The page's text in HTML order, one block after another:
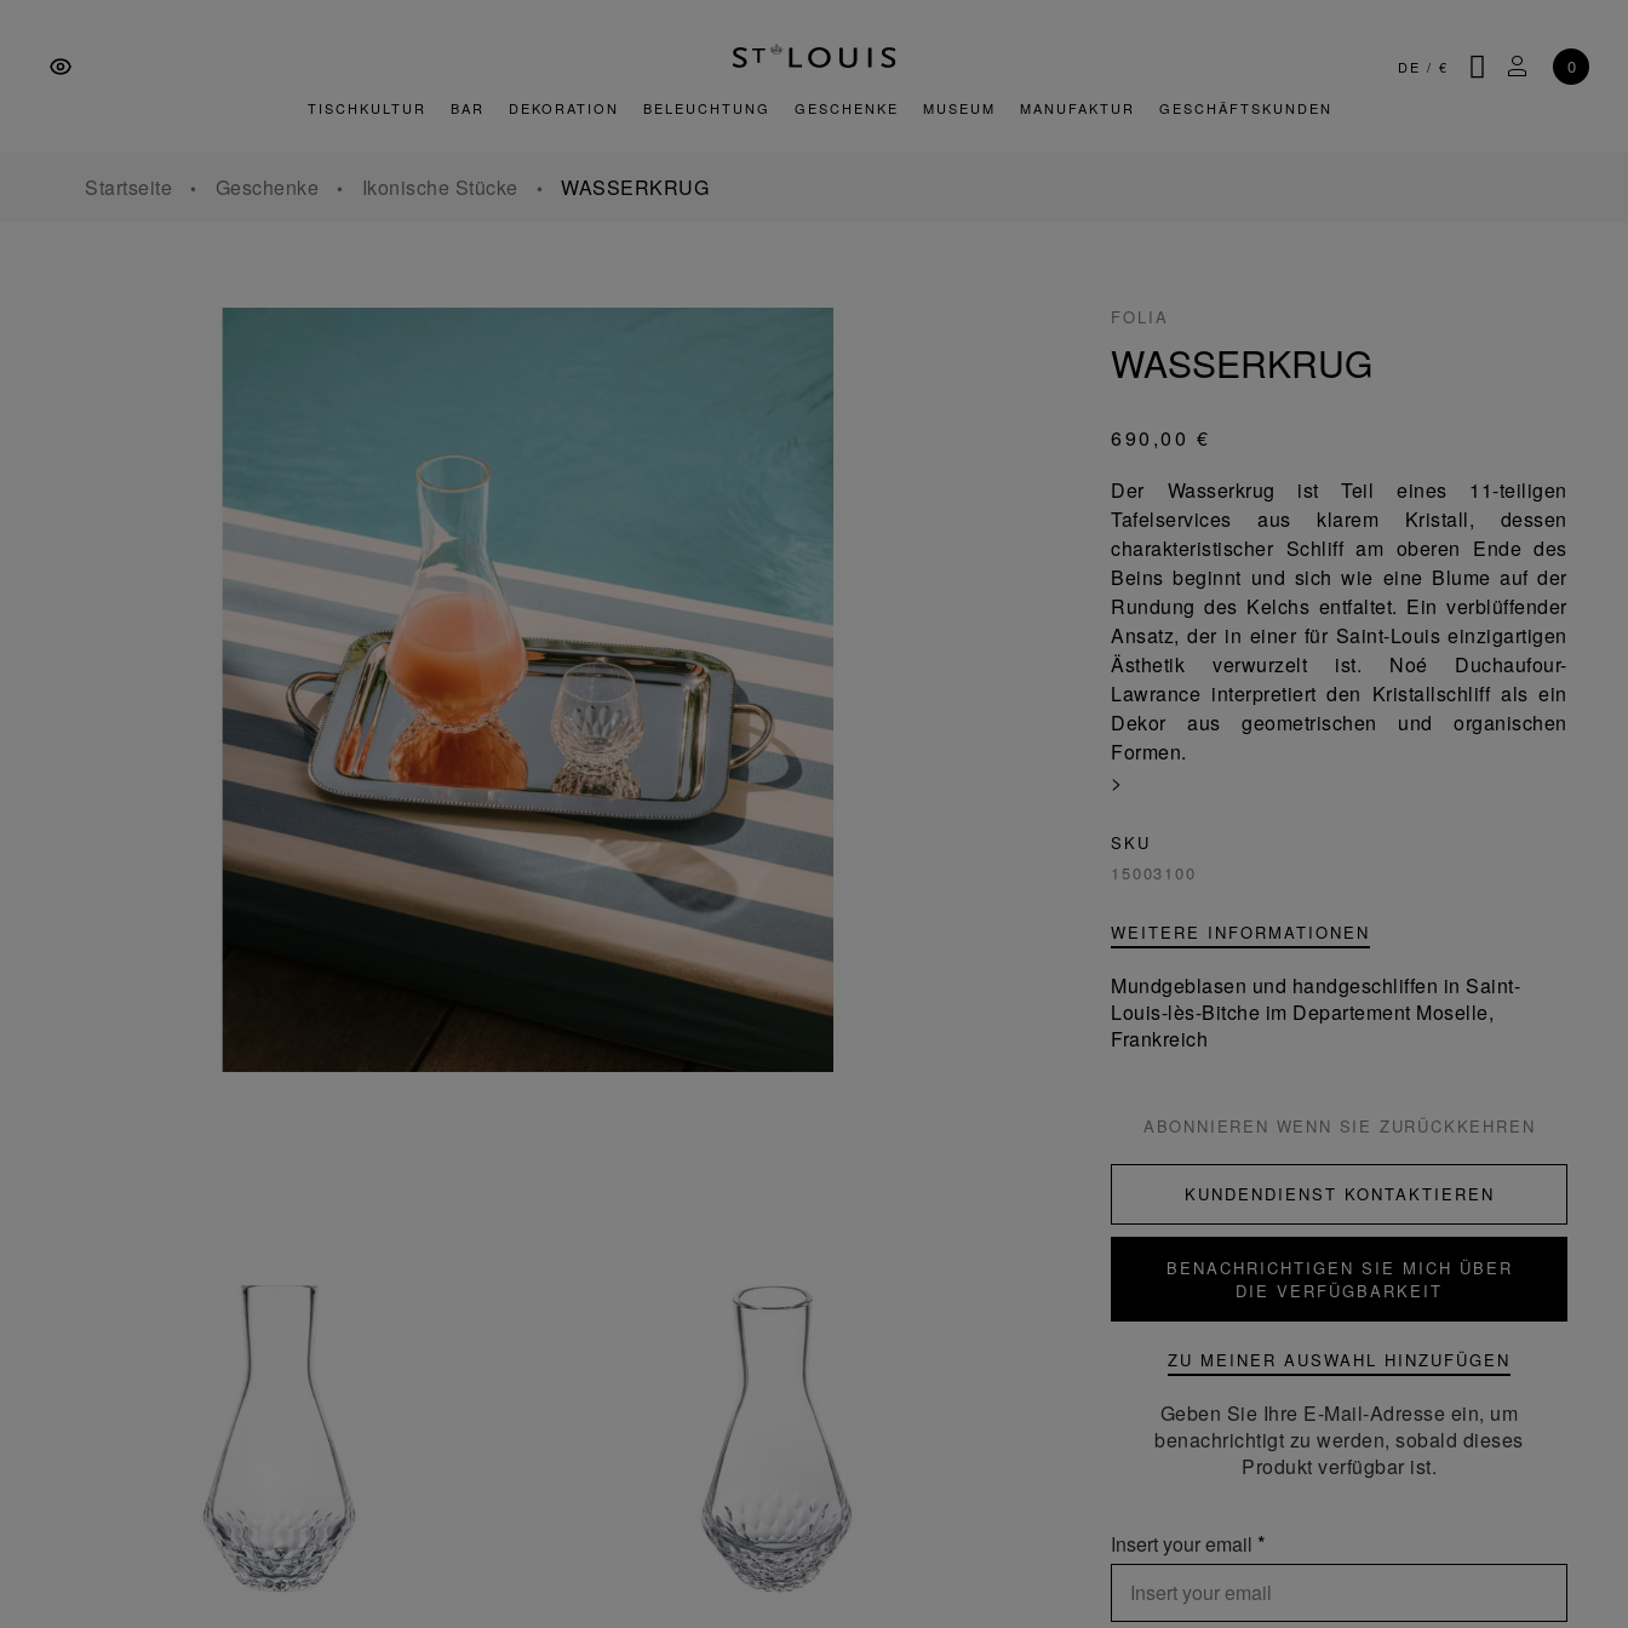
springen
springen
springen
DE / € SUCHEMEIN
0
TISCHKULTUR BAR DEKORATION BELEUCHTUNG GESCHENKE MUSEUM MANUFAKTUR GESCHÄFTSKUNDEN
Startseite Geschenke Ikonische Stücke WASSERKRUG
FOLIA
WASSERKRUG
690,00 €
Der Wasserkrug ist Teil eines 11-teiligen
Tafelservices aus klarem Kristall, dessen
charakteristischer Schliff am oberen Ende des
Beins beginnt und sich wie eine Blume auf der
Rundung des Kelchs entfaltet. Ein verblüffender
Ansatz, der in einer für Saint-Louis einzigartigen
Ästhetik verwurzelt ist. Noé Duchaufour-
Lawrance interpretiert den Kristallschliff als ein
Dekor aus geometrischen und organischen
Formen.
>
SKU
15003100
WEITERE INFORMATIONEN
Mundgeblasen und handgeschliffen in Saint-
Louis-lès-Bitche im Departement Moselle,
Frankreich
ABONNIEREN WENN SIE ZURÜCKKEHREN
KUNDENDIENST KONTAKTIEREN
BENACHRICHTIGEN SIE MICH ÜBER
DIE VERFÜGBARKEIT
ZU MEINER AUSWAHL HINZUFÜGEN
Geben Sie Ihre E-Mail-Adresse ein, um
benachrichtigt zu werden, sobald dieses
Produkt verfügbar ist.
Insert your email